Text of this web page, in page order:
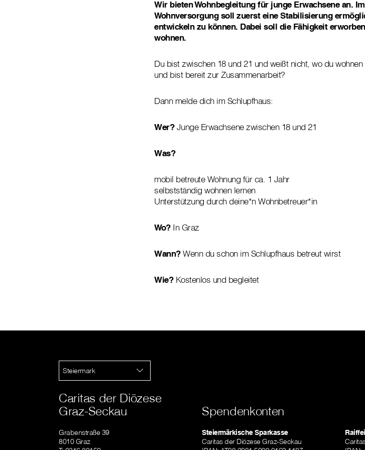
Wir bieten Wohnbegleitung für junge Erwachsene an.
Wohnversorgung soll zuerst eine Stabilisierung
entwickeln zu können. Dabei soll die Fähigkeit
wohnen.
Du bist zwischen 18 und 21 und weißt nicht, wo du
und bist bereit zur Zusammenarbeit?
Dann melde dich im Schlupfhaus:
Wer?Junge Erwachsene zwischen 18 und 21
Was?
mobil betreute Wohnung für ca. 1 Jahr
selbstständig wohnen lernen
Unterstützung durch deine*n Wohnbetreuer*in
Wo? In Graz
Wann?Wenn du schon im Schlupfhaus betreut wirst
Wie? Kostenlos und begleitet
Steiermark
Caritas der Diözese
Graz-Seckau
Grabenstraße 39
8010 Graz
Spendenkonten
Steiermärkische Sparkasse
Caritas der Diözese Graz-Seckau